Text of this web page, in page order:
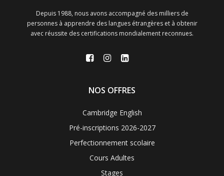
Depuis 1988, nous avons accompagné des milliers de
personnes à apprendre des langues étrangères et à obtenir
avec réussite des certifications mondialement reconnues.
NOS OFFRES
Cambridge English
Pré-inscriptions 2026-2027
Perfectionnement scolaire
Cours Adultes
Stages